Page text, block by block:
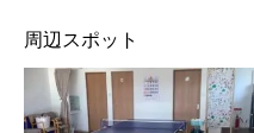
周辺スポット